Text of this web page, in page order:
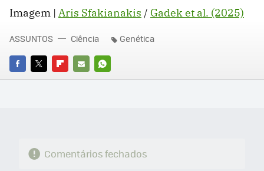
Imagem | Aris Sfakianakis / Gadek et al. (2025)
FACEBOOK
TWITTERFLIPBOARD
E-
WHATSAPP
ASSUNTOS Ciência Genética
Comentários fechados